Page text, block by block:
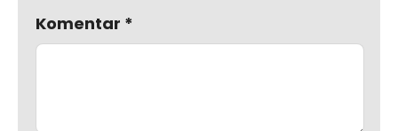
Komentar *